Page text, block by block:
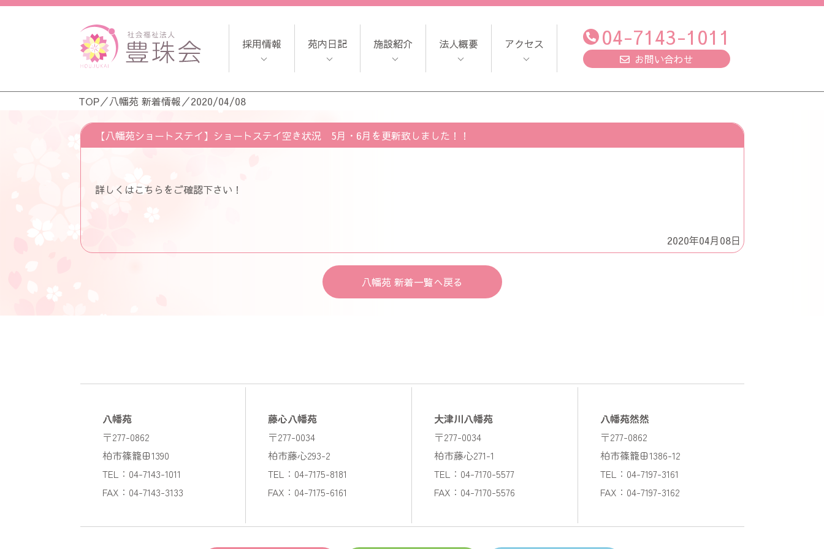
採用情報 苑内日記 施設紹介 法人概要 アクセス 04-7143-1011
お問い合わせ
TOP／八幡苑 新着情報／2020/04/08
【八幡苑ショートステイ】ショートステイ空き状況 5月・6月を更新致しました！！
詳しくはこちら をご確認下さい！
2020年04月08日
八幡苑 新着一覧へ戻る
八幡苑
〒277-0862
柏市篠籠田1390
TEL：04-7143-1011
FAX：04-7143-3133
藤心八幡苑
〒277-0034
柏市藤心293-2
TEL：04-7175-8181
FAX：04-7175-6161
大津川八幡苑
〒277-0034
柏市藤心271-1
TEL：04-7170-5577
FAX：04-7170-5576
八幡苑然然
〒277-0862
柏市篠籠田1386-12
TEL：04-7197-3161
FAX：04-7197-3162